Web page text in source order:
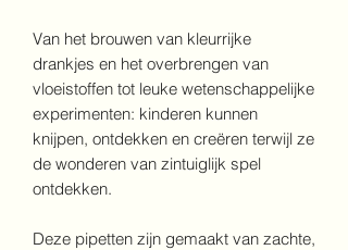
Van het brouwen van kleurrijke
drankjes en het overbrengen van
vloeistoffen tot leuke wetenschappelijke
experimenten: kinderen kunnen
knijpen, ontdekken en creëren terwijl ze
de wonderen van zintuiglijk spel
ontdekken.
Deze pipetten zijn gemaakt van zachte,